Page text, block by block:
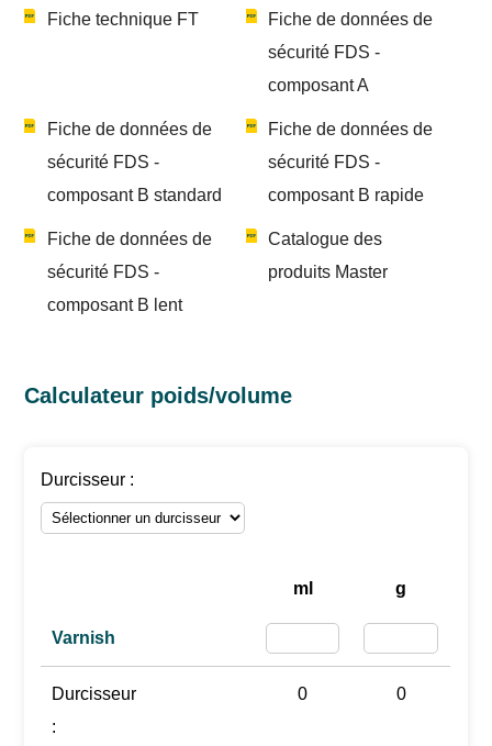
Fiche technique FT
Fiche de données de
sécurité FDS -
composant A
Fiche de données de
sécurité FDS -
composant B standard
Fiche de données de
sécurité FDS -
composant B rapide
Fiche de données de
sécurité FDS -
composant B lent
Catalogue des
produits Master
Calculateur poids/volume
Durcisseur :
ml g
Varnish
Durcisseur
:
0 0